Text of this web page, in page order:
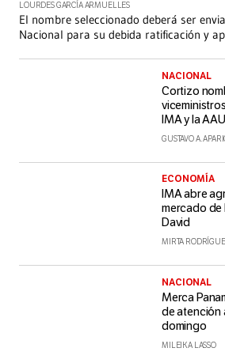
LOURDES GARCÍA ARMUELLES
El nombre seleccionado deberá ser
Nacional para su debida ratificación y
NACIONAL
Cortizo
IMA y la
GUSTAVO A.
ECONOMÍA
IMA abre
mercado de
David
MIRTA
NACIONAL
Merca
de atención
domingo
MILEIKA LASSO